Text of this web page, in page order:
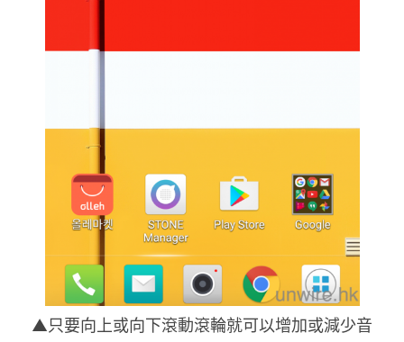
▲只要向上或向下滾動滾輪就可以增加或減少音